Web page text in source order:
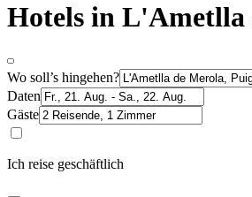
Hotels in L'Ametlla
Wo soll’s hingehen?
Daten
Gäste
Ich reise geschäftlich